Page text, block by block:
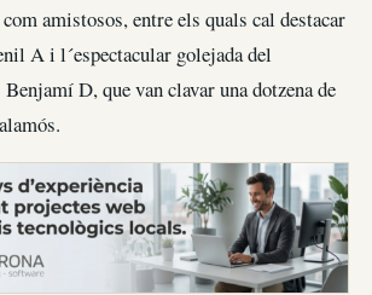
amistosos, entre els quals cal destacar
A i l´espectacular golejada del
D, que van clavar una dotzena de